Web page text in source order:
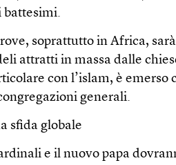
battesimi.
soprattutto in Africa,
attratti in massa dalle
con l’islam, è
generali.
sfida globale
e il nuovo papa